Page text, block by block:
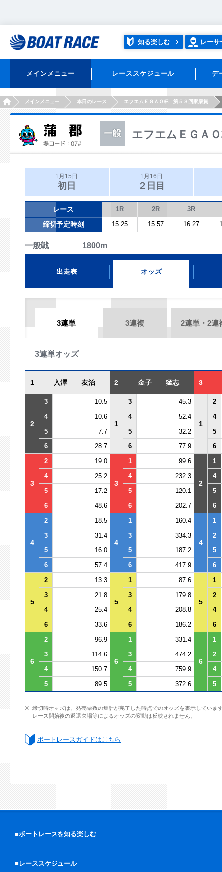
知る楽しむ レーサ
メインメニュー レーススケジュール デ
HOMEメインメニュー 本日のレース エフエムＥＧＡＯ杯 第５３回家康賞
エフエムＥＧＡ
1月15日
初日
1月16日
２日目
レース 1R 2R 3R
締切予定時刻 15:25 15:57 16:27
一般戦 1800m
出走表 オッズ
3連単 3連複 2連単・2連
3連単オッズ
1 入澤 友治 2 金子 猛志 3
2
3 10.5
1
3 45.3
1
2
4
10.6 4 52.4
4
5
7.7 5 32.2
5
6
28.7 6 77.9 6
3
2 19.0
3
1 99.6
2
1
4
25.2 4 232.3
4
5
17.2 5 120.1
5
6
48.6 6 202.7 6
4
2 18.5
4
1 160.4
4
1
3
31.4 3 334.3
2
5
16.0 5 187.2
5
6
57.4 6 417.9 6
5
2 13.3
5
1 87.6
5
1
3
21.8 3 179.8
2
4
25.4 4 208.8
4
6
33.6 6 186.2 6
6
2 96.9
6
1 331.4
6
1
3
114.6 3 474.2
2
4
150.7 4 759.9
4
5
89.5 5 372.6 5
締切時オッズは、発売票数の集計が完了した時点でのオッズを表示していま
レース開始後の返還欠場等によるオッズの変動は反映されません。
ボートレースガイドはこちら
■ボートレースを知る楽しむ
■レーススケジュール